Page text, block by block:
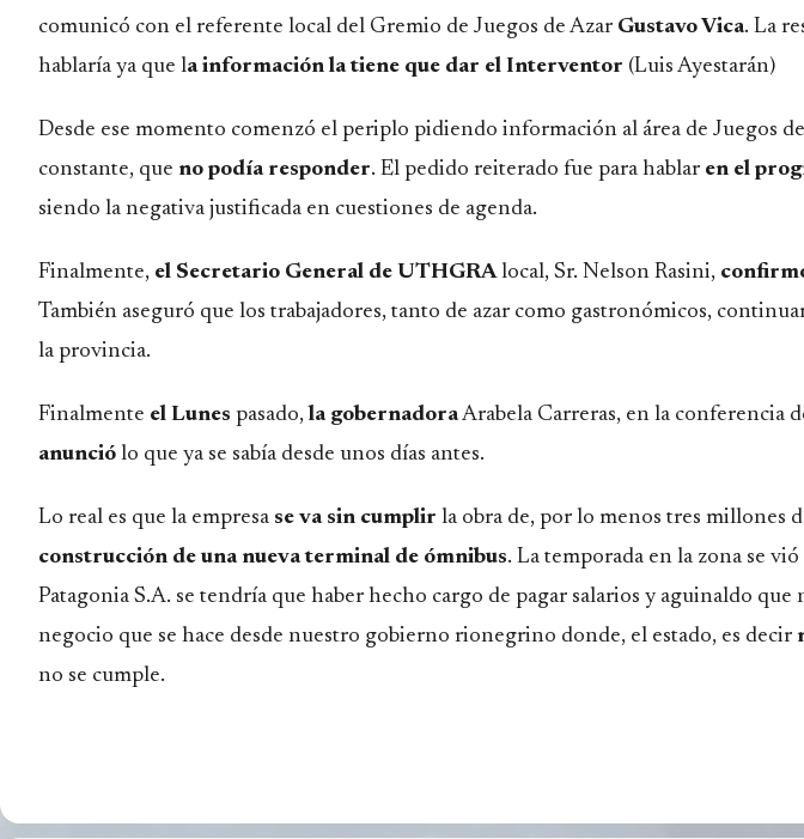
comunicó con el referente local del Gremio de Juegos de Azar Gustavo Vica. La
hablaría ya que la información la tiene que dar el Interventor (Luis Ayestarán)
Desde ese momento comenzó el periplo pidiendo información al área de Juegos
constante, que no podía responder. El pedido reiterado fue para hablar en el
siendo la negativa justificada en cuestiones de agenda.
Finalmente, el Secretario General de UTHGRAlocal, Sr. Nelson Rasini,
También aseguró que los trabajadores, tanto de azar como gastronómicos,
la provincia.
Finalmente el Lunes pasado,la gobernadoraArabela Carreras, en la conferencia
anunció lo que ya se sabía desde unos días antes.
Lo real es que la empresa se va sin cumplir la obra de, por lo menos tres millones
construcción de una nueva terminal de ómnibus. La temporada en la zona se
Patagonia S.A. se tendría que haber hecho cargo de pagar salarios y aguinaldo
negocio que se hace desde nuestro gobierno rionegrino donde, el estado, es decir
no se cumple.